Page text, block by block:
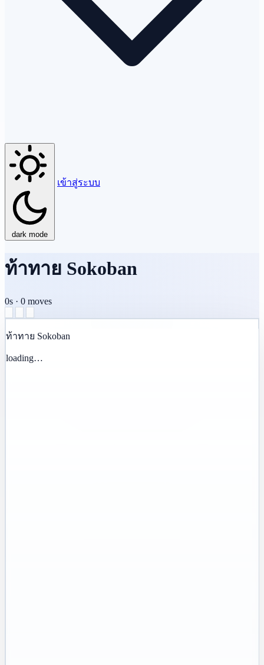
dark mode
เข้าสู่ระบบ
ท้าทาย Sokoban
0s · 0 moves
ท้าทาย Sokoban
loading…